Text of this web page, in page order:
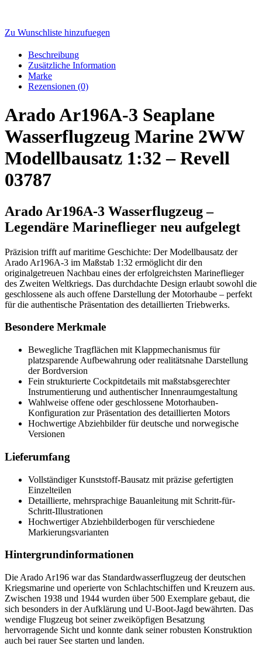
Zu Wunschliste hinzufuegen
Beschreibung
Zusätzliche Information
Marke
Rezensionen (0)
Arado Ar196A-3 Seaplane
Wasserflugzeug Marine 2WW
Modellbausatz 1:32 – Revell
03787
Arado Ar196A-3 Wasserflugzeug –
Legendäre Marineflieger neu aufgelegt
Präzision trifft auf maritime Geschichte: Der Modellbausatz der
Arado Ar196A-3 im Maßstab 1:32 ermöglicht dir den
originalgetreuen Nachbau eines der erfolgreichsten Marineflieger
des Zweiten Weltkriegs. Das durchdachte Design erlaubt sowohl die
geschlossene als auch offene Darstellung der Motorhaube – perfekt
für die authentische Präsentation des detaillierten Triebwerks.
Besondere Merkmale
Bewegliche Tragflächen mit Klappmechanismus für
platzsparende Aufbewahrung oder realitätsnahe Darstellung
der Bordversion
Fein strukturierte Cockpitdetails mit maßstabsgerechter
Instrumentierung und authentischer Innenraumgestaltung
Wahlweise offene oder geschlossene Motorhauben-
Konfiguration zur Präsentation des detaillierten Motors
Hochwertige Abziehbilder für deutsche und norwegische
Versionen
Lieferumfang
Vollständiger Kunststoff-Bausatz mit präzise gefertigten
Einzelteilen
Detaillierte, mehrsprachige Bauanleitung mit Schritt-für-
Schritt-Illustrationen
Hochwertiger Abziehbilderbogen für verschiedene
Markierungsvarianten
Hintergrundinformationen
Die Arado Ar196 war das Standardwasserflugzeug der deutschen
Kriegsmarine und operierte von Schlachtschiffen und Kreuzern aus.
Zwischen 1938 und 1944 wurden über 500 Exemplare gebaut, die
sich besonders in der Aufklärung und U-Boot-Jagd bewährten. Das
wendige Flugzeug bot seiner zweiköpfigen Besatzung
hervorragende Sicht und konnte dank seiner robusten Konstruktion
auch bei rauer See starten und landen.